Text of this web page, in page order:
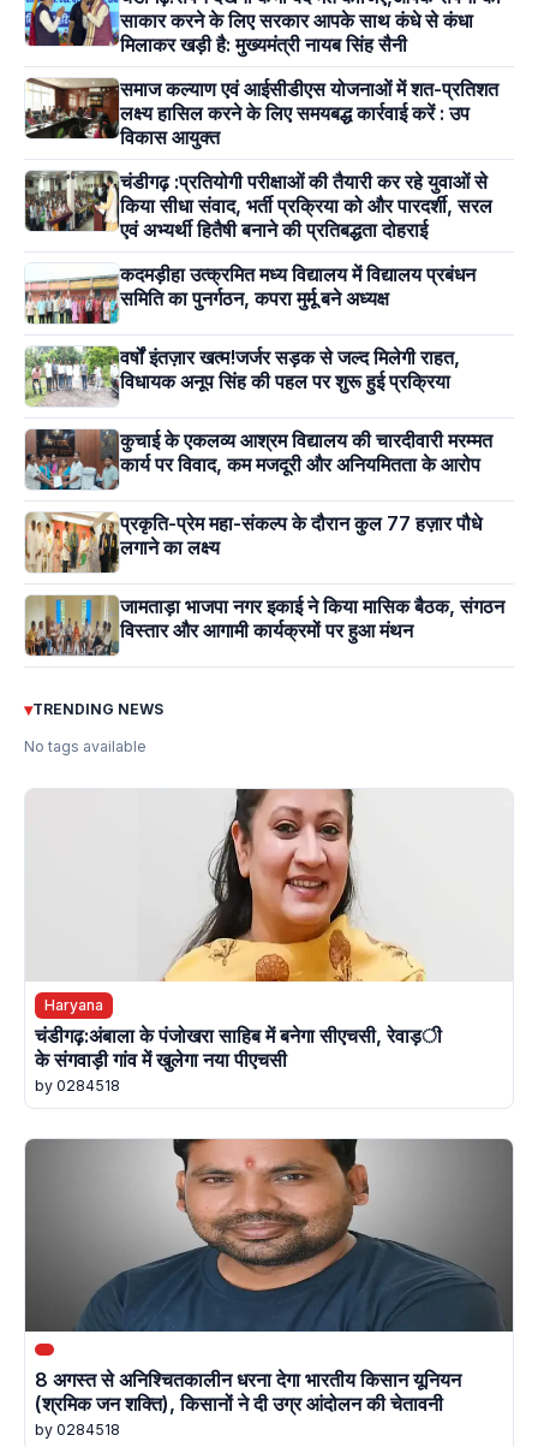
साकार करने के लिए सरकार आपके साथ कंधे से कंधा
मिलाकर खड़ी है: मुख्यमंत्री नायब सिंह सैनी
समाज कल्याण एवं आईसीडीएस योजनाओं में शत-प्रतिशत
लक्ष्य हासिल करने के लिए समयबद्ध कार्रवाई करें : उप
विकास आयुक्त
चंडीगढ़ :प्रतियोगी परीक्षाओं की तैयारी कर रहे युवाओं से
किया सीधा संवाद, भर्ती प्रक्रिया को और पारदर्शी, सरल
एवं अभ्यर्थी हितैषी बनाने की प्रतिबद्धता दोहराई
कदमड़ीहा उत्क्रमित मध्य विद्यालय में विद्यालय प्रबंधन
समिति का पुनर्गठन, कपरा मुर्मू बने अध्यक्ष
वर्षों इंतज़ार खत्म!जर्जर सड़क से जल्द मिलेगी राहत,
विधायक अनूप सिंह की पहल पर शुरू हुई प्रक्रिया
कुचाई के एकलव्य आश्रम विद्यालय की चारदीवारी मरम्मत
कार्य पर विवाद, कम मजदूरी और अनियमितता के आरोप
प्रकृति-प्रेम महा-संकल्प के दौरान कुल 77 हज़ार पौधे
लगाने का लक्ष्य
जामताड़ा भाजपा नगर इकाई ने किया मासिक बैठक, संगठन
विस्तार और आगामी कार्यक्रमों पर हुआ मंथन
▾TRENDING NEWS
No tags available
Haryana
चंडीगढ़:अंबाला के पंजोखरा साहिब में बनेगा सीएचसी, रेवाड़ी
के संगवाड़ी गांव में खुलेगा नया पीएचसी
by 0284518
8 अगस्त से अनिश्चितकालीन धरना देगा भारतीय किसान यूनियन
(श्रमिक जन शक्ति), किसानों ने दी उग्र आंदोलन की चेतावनी
by 0284518